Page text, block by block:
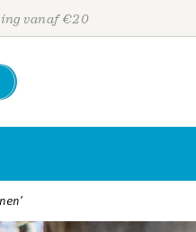
vanaf €20
Personen